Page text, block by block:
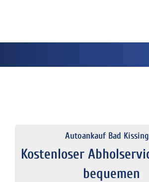
Autoankauf Bad
Kostenloser
bequemen